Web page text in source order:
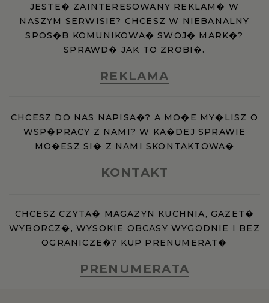
JESTE� ZAINTERESOWANY REKLAM� W
NASZYM SERWISIE? CHCESZ W NIEBANALNY
SPOS�B KOMUNIKOWA� SWOJ� MARK�?
SPRAWD� JAK TO ZROBI�.
REKLAMA
CHCESZ DO NAS NAPISA�? A MO�E MY�LISZ O
WSP�PRACY Z NAMI? W KA�DEJ SPRAWIE
MO�ESZ SI� Z NAMI SKONTAKTOWA�
KONTAKT
CHCESZ CZYTA� MAGAZYN KUCHNIA, GAZET�
WYBORCZ�, WYSOKIE OBCASY WYGODNIE I BEZ
OGRANICZE�? KUP PRENUMERAT�
PRENUMERATA